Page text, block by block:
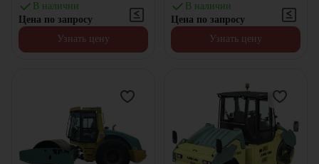
В наличии
Цена по запросу
Узнать цену
В наличии
Цена по запросу
Узнать цену